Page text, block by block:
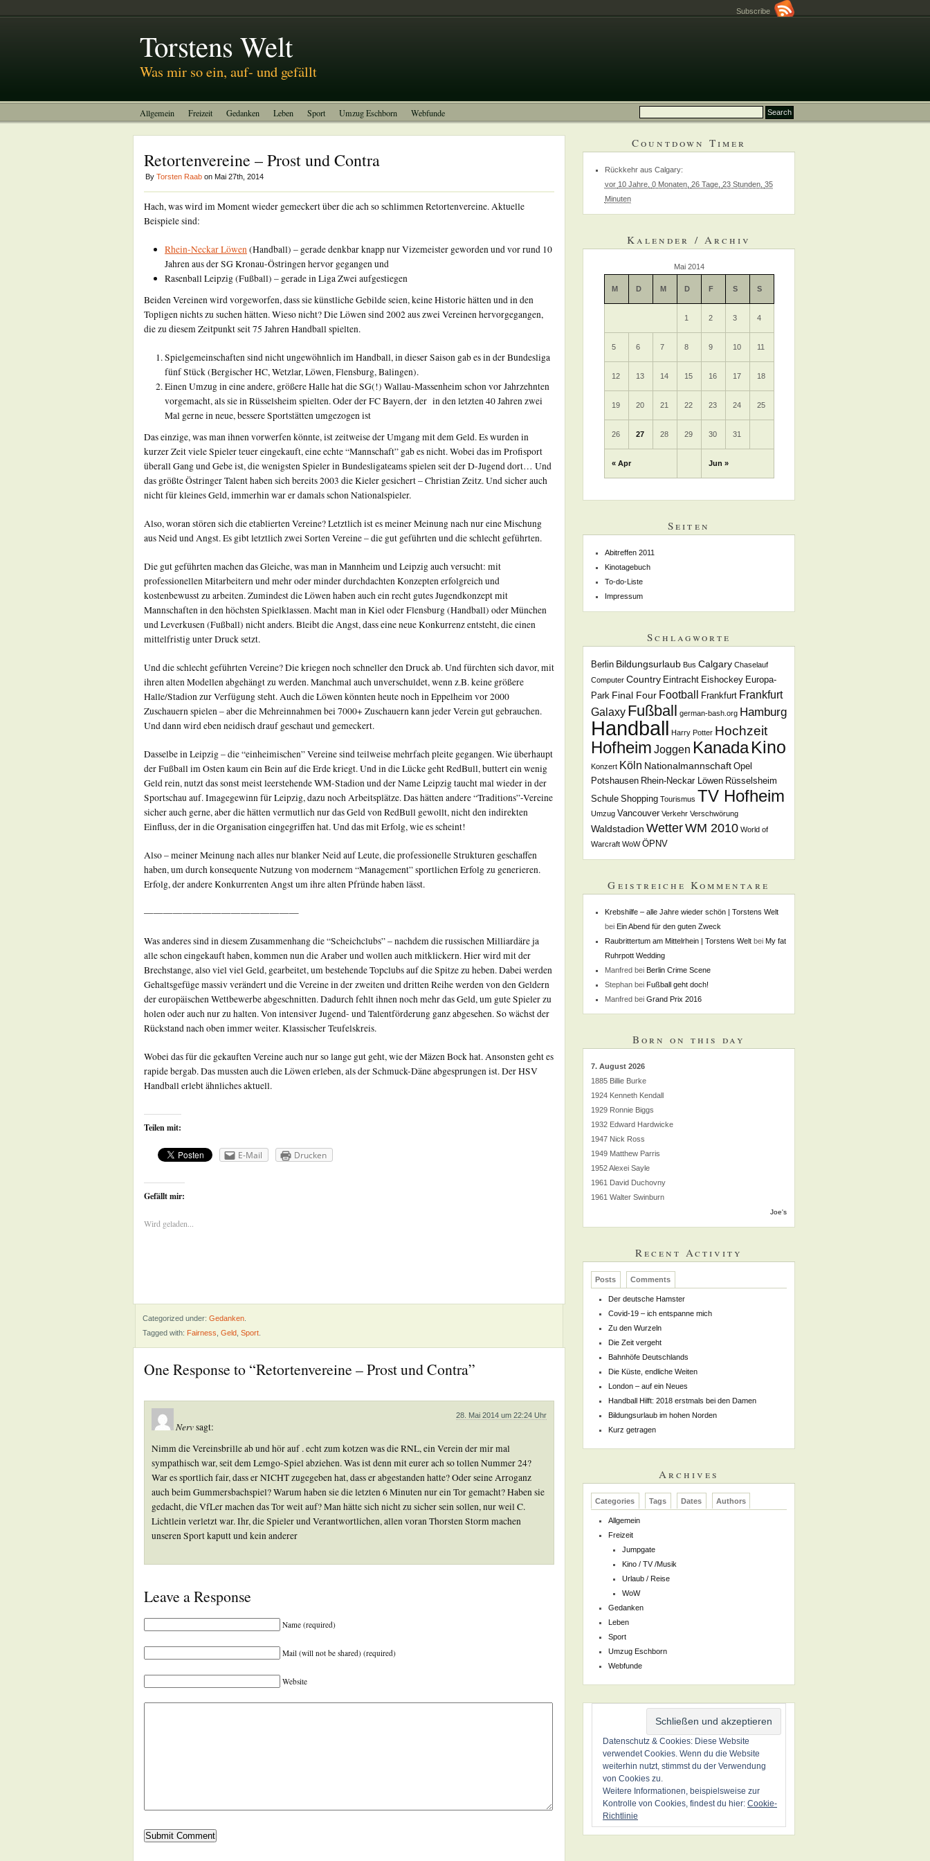
Subscribe
Torstens Welt
Was mir so ein, auf- und gefällt
Allgemein Freizeit Gedanken Leben Sport Umzug Eschborn Webfunde
Retortenvereine – Prost und Contra
By Torsten Raab on Mai 27th, 2014
Hach, was wird im Moment wieder gemeckert über die ach so schlimmen Retortenvereine. Aktuelle
Beispiele sind:
Rhein-Neckar Löwen(Handball) – gerade denkbar knapp nur Vizemeister geworden und vor rund 10
Jahren aus der SG Kronau-Östringen hervor gegangen und
Rasenball Leipzig (Fußball) – gerade in Liga Zwei aufgestiegen
Beiden Vereinen wird vorgeworfen, dass sie künstliche Gebilde seien, keine Historie hätten und in den
Topligen nichts zu suchen hätten. Wieso nicht? Die Löwen sind 2002 aus zwei Vereinen hervorgegangen,
die zu diesem Zeitpunkt seit 75 Jahren Handball spielten.
Spielgemeinschaften sind nicht ungewöhnlich im Handball, in dieser Saison gab es in der Bundesliga
fünf Stück (Bergischer HC, Wetzlar, Löwen, Flensburg, Balingen).
Einen Umzug in eine andere, größere Halle hat die SG(!) Wallau-Massenheim schon vor Jahrzehnten
vorgemacht, als sie in Rüsselsheim spielten. Oder der FC Bayern, der in den letzten 40 Jahren zwei
Mal gerne in neue, bessere Sportstätten umgezogen ist
Das einzige, was man ihnen vorwerfen könnte, ist zeitweise der Umgang mit dem Geld. Es wurden in
kurzer Zeit viele Spieler teuer eingekauft, eine echte “Mannschaft” gab es nicht. Wobei das im Profisport
überall Gang und Gebe ist, die wenigsten Spieler in Bundesligateams spielen seit der D-Jugend dort… Und
das größte Östringer Talent haben sich bereits 2003 die Kieler gesichert – Christian Zeitz. Und sicher auch
nicht für kleines Geld, immerhin war er damals schon Nationalspieler.
Also, woran stören sich die etablierten Vereine? Letztlich ist es meiner Meinung nach nur eine Mischung
aus Neid und Angst. Es gibt letztlich zwei Sorten Vereine – die gut geführten und die schlecht geführten.
Die gut geführten machen das Gleiche, was man in Mannheim und Leipzig auch versucht: mit
professionellen Mitarbeitern und mehr oder minder durchdachten Konzepten erfolgreich und
kostenbewusst zu arbeiten. Zumindest die Löwen haben auch ein recht gutes Jugendkonzept mit
Mannschaften in den höchsten Spielklassen. Macht man in Kiel oder Flensburg (Handball) oder München
und Leverkusen (Fußball) nicht anders. Bleibt die Angst, dass eine neue Konkurrenz entsteht, die einen
mittelfristig unter Druck setzt.
Und die schlecht geführten Vereine? Die kriegen noch schneller den Druck ab. Und fürchten sich davor, mit
ihren alten Modellen abgehängt zu werden. Manchmal auch unverschuldet, wenn z.B. keine größere
Halle/Stadion zur Verfügung steht. Auch die Löwen könnten heute noch in Eppelheim vor 2000
Zuschauern spielen – aber die Mehreinnahmen bei 7000+ Zuschauern kann jeder Verein gut gebrauchen.
Und dann wird eben neidisch drauf geschaut und gemeckert.
Dasselbe in Leipzig – die “einheimischen” Vereine sind teilweise mehrfach pleite gegangen. Wie überhaupt
der Fußball im Osten kaum ein Bein auf die Erde kriegt. Und in die Lücke geht RedBull, buttert ein wenig
Geld rein, nutzt das sonst meist leerstehende WM-Stadion und der Name Leipzig taucht mal wieder in der
Sportschau auf. Imagegewinn für Leipzig, dazu noch Arbeitsplätze. Das hätten andere “Traditions”-Vereine
sicher auch gerne, aber die hätten vermutlich nur das Geld von RedBull gewollt, nicht den indirekten
Einfluss, der in die Organisation eingegriffen hat. Und das mit Erfolg, wie es scheint!
Also – meiner Meinung nach alles nur blanker Neid auf Leute, die professionelle Strukturen geschaffen
haben, um durch konsequente Nutzung von modernem “Management” sportlichen Erfolg zu generieren.
Erfolg, der andere Konkurrenten Angst um ihre alten Pfründe haben lässt.
————————————————
Was anderes sind in diesem Zusammenhang die “Scheichclubs” – nachdem die russischen Milliardäre ja
alle schon eingekauft haben, kommen nun die Araber und wollen auch mitklickern. Hier wird mit der
Brechstange, also viel viel Geld, gearbeitet, um bestehende Topclubs auf die Spitze zu heben. Dabei werden
Gehaltsgefüge massiv verändert und die Vereine in der zweiten und dritten Reihe werden von den Geldern
der europäischen Wettbewerbe abgeschnitten. Dadurch fehlt ihnen noch mehr das Geld, um gute Spieler zu
holen oder auch nur zu halten. Von intensiver Jugend- und Talentförderung ganz abgesehen. So wächst der
Rückstand nach oben immer weiter. Klassischer Teufelskreis.
Wobei das für die gekauften Vereine auch nur so lange gut geht, wie der Mäzen Bock hat. Ansonsten geht es
rapide bergab. Das mussten auch die Löwen erleben, als der Schmuck-Däne abgesprungen ist. Der HSV
Handball erlebt ähnliches aktuell.
Teilen mit:
E-Mail Drucken
Gefällt mir:
Wird geladen...
Categorized under: Gedanken
Tagged with: Fairness Geld Sport
One Response to “Retortenvereine – Prost und Contra”
Nervsagt:
28. Mai 2014 um 22:24 Uhr
Nimm die Vereinsbrille ab und hör auf . echt zum kotzen was die RNL, ein Verein der mir mal
sympathisch war, seit dem Lemgo-Spiel abziehen. Was ist denn mit eurer ach so tollen Nummer 24?
War es sportlich fair, dass er NICHT zugegeben hat, dass er abgestanden hatte? Oder seine Arroganz
auch beim Gummersbachspiel? Warum haben sie die letzten 6 Minuten nur ein Tor gemacht? Haben sie
gedacht, die VfLer machen das Tor weit auf? Man hätte sich nicht zu sicher sein sollen, nur weil C.
Lichtlein verletzt war. Ihr, die Spieler und Verantwortlichen, allen voran Thorsten Storm machen
unseren Sport kaputt und kein anderer
Leave a Response
Name (required)
Mail (will not be shared) (required)
Website
Countdown Timer
Rückkehr aus Calgary:
vor 10 Jahre, 0 Monaten, 26 Tage, 23 Stunden, 35
Minuten
Kalender / Archiv
Mai 2014
M D M D F S S
« Apr Jun »
1 2 3 4
5 6 7 8 9 10 11
12 13 14 15 16 17 18
19 20 21 22 23 24 25
26 27 28 29 30 31
Seiten
Abitreffen 2011
Kinotagebuch
To-do-Liste
Impressum
Schlagworte
Berlin Bildungsurlaub Bus Calgary Chaselauf
Computer Country Eintracht Eishockey Europa-
Park Final Four Football Frankfurt Frankfurt
Galaxy Fußball german-bash.org Hamburg
Handball Harry Potter Hochzeit
Hofheim Joggen KanadaKino
Konzert Köln Nationalmannschaft Opel
Potshausen Rhein-Neckar Löwen Rüsselsheim
Schule Shopping Tourismus TV Hofheim
Umzug Vancouver Verkehr Verschwörung
Waldstadion WetterWM 2010 World of
Warcraft WoW ÖPNV
Geistreiche Kommentare
Krebshilfe – alle Jahre wieder schön | Torstens Welt
bei Ein Abend für den guten Zweck
Raubrittertum am Mittelrhein | Torstens Weltbei My fat
Ruhrpott Wedding
Manfredbei Berlin Crime Scene
Stephanbei Fußball geht doch!
Manfredbei Grand Prix 2016
Born on this day
7. August 2026
1885 Billie Burke
1924 Kenneth Kendall
1929 Ronnie Biggs
1932 Edward Hardwicke
1947 Nick Ross
1949 Matthew Parris
1952 Alexei Sayle
1961 David Duchovny
1961 Walter Swinburn
Joe's
Recent Activity
Posts Comments
Der deutsche Hamster
Covid-19 – ich entspanne mich
Zu den Wurzeln
Die Zeit vergeht
Bahnhöfe Deutschlands
Die Küste, endliche Weiten
London – auf ein Neues
Handball Hilft: 2018 erstmals bei den Damen
Bildungsurlaub im hohen Norden
Kurz getragen
Archives
Categories Tags Dates Authors
Allgemein
Freizeit
Jumpgate
Kino / TV /Musik
Urlaub / Reise
WoW
Gedanken
Leben
Sport
Umzug Eschborn
Webfunde
Datenschutz & Cookies: Diese Website
verwendet Cookies. Wenn du die Website
weiterhin nutzt, stimmst du der Verwendung
von Cookies zu.
Weitere Informationen, beispielsweise zur
Kontrolle von Cookies, findest du hier: Cookie-
Richtlinie